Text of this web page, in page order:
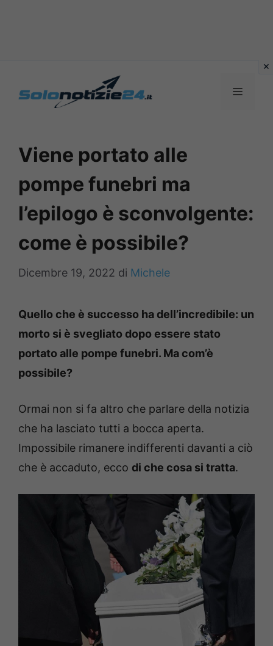
MENU
Viene portato alle
pompe funebri ma
l’epilogo è sconvolgente:
come è possibile?
Dicembre 19, 2022 di Michele
Quello che è successo ha dell’incredibile: un
morto si è svegliato dopo essere stato
portato alle pompe funebri. Ma com’è
possibile?
Ormai non si fa altro che parlare della notizia
che ha lasciato tutti a bocca aperta.
Impossibile rimanere indifferenti davanti a ciò
che è accaduto, ecco di che cosa si tratta.